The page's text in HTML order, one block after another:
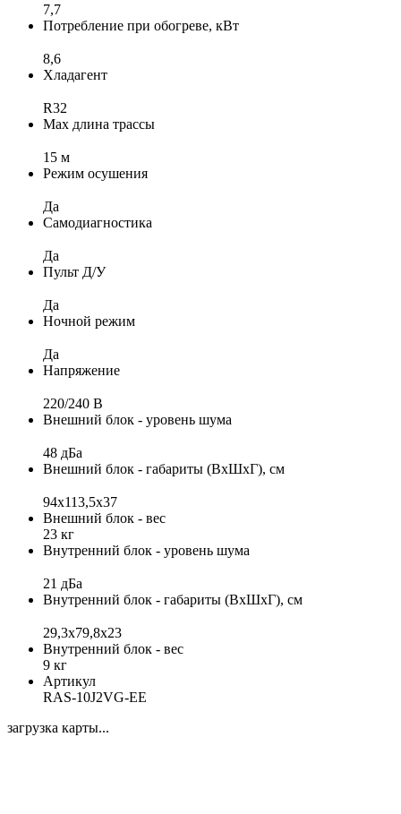
7,7
Потребление при обогреве, кВт
8,6
Хладагент
R32
Max длина трассы
15 м
Режим осушения
Да
Самодиагностика
Да
Пульт Д/У
Да
Ночной режим
Да
Напряжение
220/240 B
Внешний блок - уровень шума
48 дБа
Внешний блок - габариты (ВхШхГ), см
94x113,5х37
Внешний блок - вес
23 кг
Внутренний блок - уровень шума
21 дБа
Внутренний блок - габариты (ВхШхГ), см
29,3x79,8x23
Внутренний блок - вес
9 кг
Артикул
RAS-10J2VG-EE
загрузка карты...